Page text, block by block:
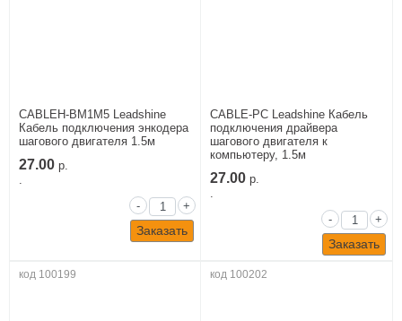
CABLEH-BM1M5 Leadshine
Кабель подключения энкодера
шагового двигателя 1.5м
27.00 р.
-
+
Заказать
CABLE-PC Leadshine Кабель
подключения драйвера
шагового двигателя к
компьютеру, 1.5м
27.00 р.
-
+
Заказать
код 100199 код 100202